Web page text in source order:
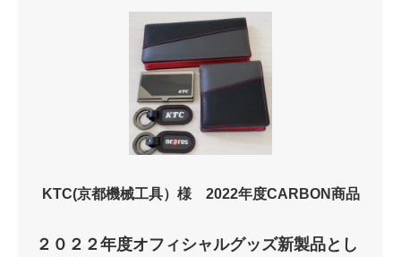
KTC(京都機械工具）様 2022年度CARBON商品
２０２２年度オフィシャルグッズ新製品とし